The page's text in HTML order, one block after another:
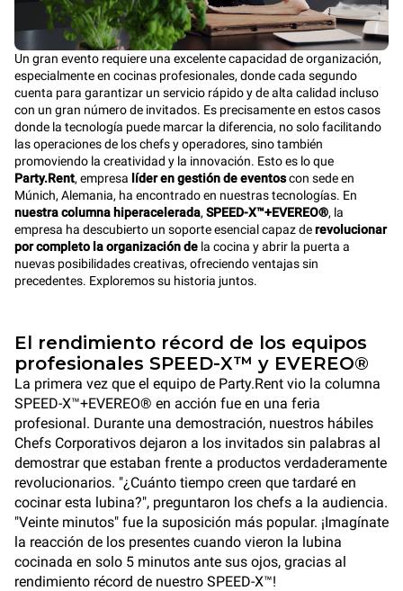
Un gran evento requiere una excelente capacidad de organización,
especialmente en cocinas profesionales, donde cada segundo
cuenta para garantizar un servicio rápido y de alta calidad incluso
con un gran número de invitados. Es precisamente en estos casos
donde la tecnología puede marcar la diferencia, no solo facilitando
las operaciones de los chefs y operadores, sino también
promoviendo la creatividad y la innovación. Esto es lo que
Party.Rent, empresa líder en gestión de eventoscon sede en
Múnich, Alemania, ha encontrado en nuestras tecnologías. En
nuestra columna hiperacelerada, SPEED-X™+EVEREO®, la
empresa ha descubierto un soporte esencial capaz derevolucionar
por completo la organización de la cocina y abrir la puerta a
nuevas posibilidades creativas, ofreciendo ventajas sin
precedentes. Exploremos su historia juntos.
El rendimiento récord de los equipos
profesionales SPEED-X™ y EVEREO®
La primera vez que el equipo de Party.Rent vio la columna
SPEED-X™+EVEREO® en acción fue en una feria
profesional. Durante una demostración, nuestros hábiles
Chefs Corporativos dejaron a los invitados sin palabras al
demostrar que estaban frente a productos verdaderamente
revolucionarios. "¿Cuánto tiempo creen que tardaré en
cocinar esta lubina?", preguntaron los chefs a la audiencia.
"Veinte minutos" fue la suposición más popular. ¡Imagínate
la reacción de los presentes cuando vieron la lubina
cocinada en solo 5 minutos ante sus ojos, gracias al
rendimiento récord de nuestro SPEED-X™!